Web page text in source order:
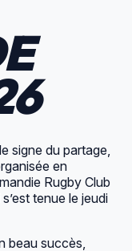
signe du partage,
en
Rugby Club
tenue le jeudi
beau succès,